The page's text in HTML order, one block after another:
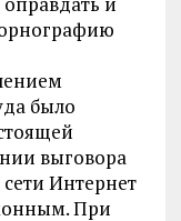
было
выговора
Интернет
При